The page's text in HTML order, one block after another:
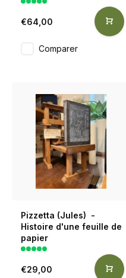
€64,00
Comparer
Pizzetta (Jules) -
Histoire d'une feuille de
papier
€29,00